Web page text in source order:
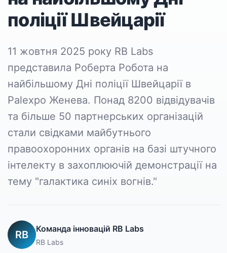
поліції Швейцарії
11 жовтня 2025 року RB Labs
представила Роберта Робота на
найбільшому Дні поліції Швейцарії в
Palexpo Женева. Понад 8200 відвідувачів
та більше 50 партнерських організацій
стали свідками майбутнього
правоохоронних органів на базі штучного
інтелекту в захоплюючій демонстрації на
тему "галактика синіх вогнів."
RB
Команда інновацій RB Labs
RB Labs